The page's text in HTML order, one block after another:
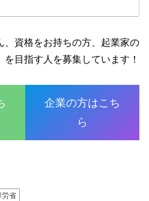
、資格をお持ちの方、起業家の
目指す人を募集しています！
企業の方はこち
ら
労省